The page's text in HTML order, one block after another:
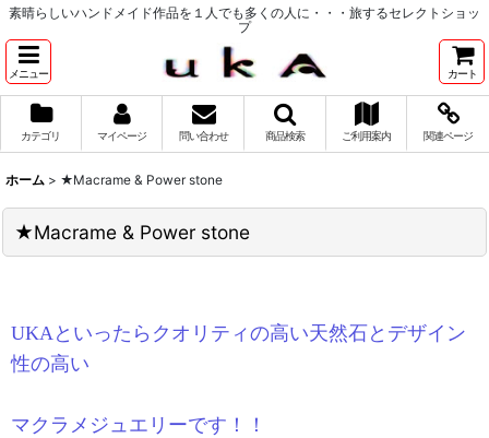
素晴らしいハンドメイド作品を１人でも多くの人に・・・旅するセレクトショッ
プ
メニュー カート
カテゴリ マイページ 問い合わせ 商品検索 ご利用案内 関連ページ
ホーム > ★Macrame & Power stone
★Macrame & Power stone
UKAといったらクオリティの高い天然石とデザイン
性の高い
マクラメジュエリーです！！